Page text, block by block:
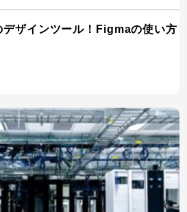
ザインツール！Figmaの使い方